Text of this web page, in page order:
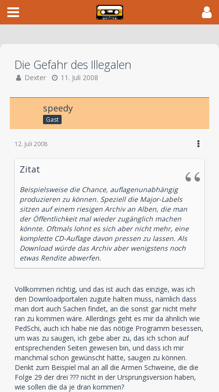
Die Gefahr des Illegalen
Dexter 11. Juli 2008
speedy
Gast
12. Juli 2008
Zitat
Beispielsweise die Chance, auflagenunabhängig
produzieren zu können. Speziell die Major-Labels
sitzen auf einem riesigen Archiv an Alben, die man
der Öffentlichkeit mal wieder zugänglich machen
könnte. Oftmals lohnt es sich aber nicht mehr, eine
komplette CD-Auflage davon pressen zu lassen. Als
Download würde das Archiv aber wenigstens noch
etwas Rendite abwerfen.
Vollkommen richtig, und das ist auch das einzige, was ich
den Downloadportalen zugute halten muss, nämlich dass
man dort auch Sachen findet, an die sonst gar nicht mehr
ran zu kommen wäre. Allerdings geht es mir da ähnlich wie
PedSchi, auch ich habe nie das nötige Programm besessen,
um was zu saugen, ich gebe aber zu, das ich schon auf
entsprechenden Seiten gewesen bin, und dass ich mir
manchmal schon gewünscht hätte, saugen zu können.
Denkt zum Beispiel mal an all die Armen Schweine, die die
Folge 29 der drei ??? nicht in der Ursprungsversion haben,
wie sollen die da je dran kommen?